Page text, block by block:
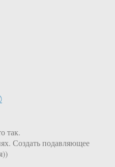
так.
Создать подавляющее